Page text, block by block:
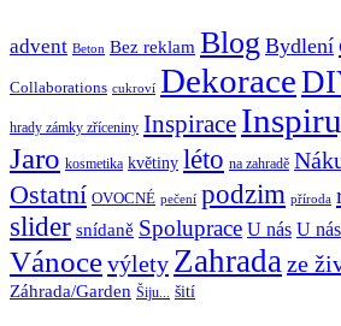
advent Beton Bez reklam Blog Bydlení
Collaborations cukroví Dekorace
hrady zámky zříceniny Inspirace
Jaro kosmetika květiny léto na zahradě
Ostatní OVOCNÉ pečení podzim příroda
slider snídaně Spoluprace U nás U
Vánocevýlety Zahradaze
Záhrada/Garden Šiju... šití